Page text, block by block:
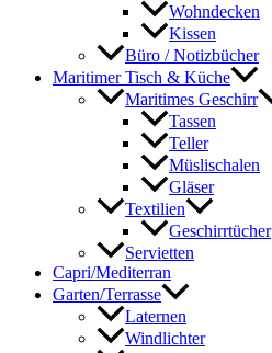
Wohndecken
Kissen
Büro / Notizbücher
Maritimer Tisch & Küche
Maritimes Geschirr
Tassen
Teller
Müslischalen
Gläser
Textilien
Geschirrtücher
Servietten
Capri/Mediterran
Garten/Terrasse
Laternen
Windlichter